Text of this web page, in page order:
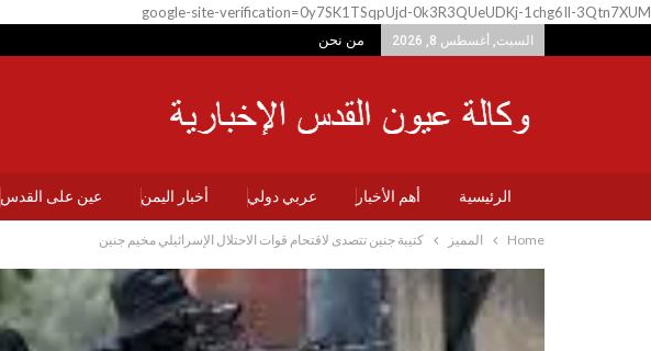
google-site-verification=0y7SK1TSqpUjd-0k3R3QUeUDKj-1chg6Il-3Qtn7XUM
السبت, أغسطس 8, 2026 من نحن
الرئيسية أهم الأخبار عربي دولي أخبار اليمن عين على القدس
Home المميز كتيبة جنين تتصدى لاقتحام قوات الاحتلال الإسرائيلي مخيم جنين